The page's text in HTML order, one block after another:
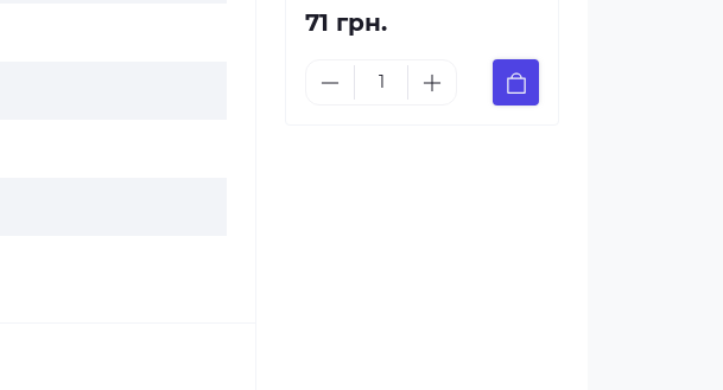
71 грн.